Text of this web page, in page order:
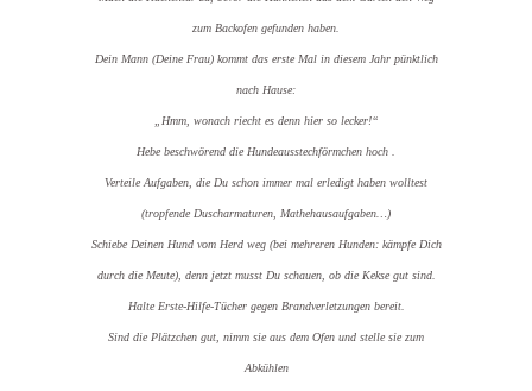
zum Backofen gefunden haben.
Dein Mann (Deine Frau) kommt das erste Mal in diesem Jahr pünktlich
nach Hause:
„Hmm, wonach riecht es denn hier so lecker!“
Hebe beschwörend die Hundeausstechförmchen hoch .
Verteile Aufgaben, die Du schon immer mal erledigt haben wolltest
(tropfende Duscharmaturen, Mathehausaufgaben…)
Schiebe Deinen Hund vom Herd weg (bei mehreren Hunden: kämpfe Dich
durch die Meute), denn jetzt musst Du schauen, ob die Kekse gut sind.
Halte Erste-Hilfe-Tücher gegen Brandverletzungen bereit.
Sind die Plätzchen gut, nimm sie aus dem Ofen und stelle sie zum
Abkühlen